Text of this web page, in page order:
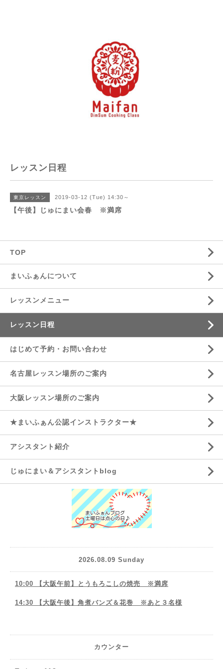
レッスン日程
東京レッスン 2019-03-12 (Tue) 14:30～
【午後】じゅにまい会春 ※満席
TOP
まいふぁんについて
レッスンメニュー
レッスン日程
はじめて予約・お問い合わせ
名古屋レッスン場所のご案内
大阪レッスン場所のご案内
★まいふぁん公認インストラクター★
アシスタント紹介
じゅにまい＆アシスタントblog
2026.08.09 Sunday
10:00 【大阪午前】とうもろこしの焼売 ※満席
14:30 【大阪午後】角煮バンズ＆花巻 ※あと３名様
カウンター